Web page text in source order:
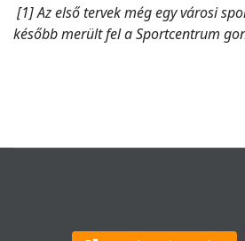
[1] Az első tervek még egy városi
később merült fel a Sportcentrum